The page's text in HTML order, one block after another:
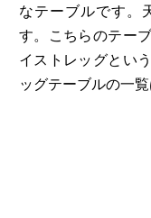
なテーブルです。
す。こちらのテー
イストレッグとい
ッグテーブルの一